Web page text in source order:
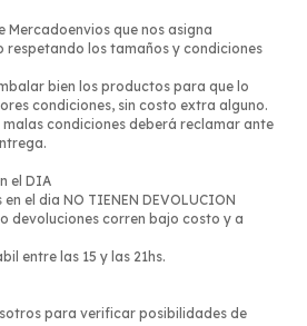
Mercadoenvios que nos asigna
respetando los tamaños y condiciones
bien los productos para que lo
condiciones, sin costo extra alguno.
malas condiciones deberá reclamar ante
el DIA
en el dia NO TIENEN DEVOLUCION
devoluciones corren bajo costo y a
entre las 15 y las 21hs.
para verificar posibilidades de